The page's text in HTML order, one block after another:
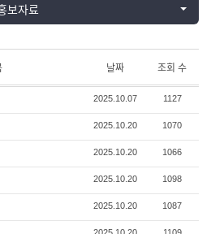
보자료
날짜 조회 수
2025.10.07 1127
2025.10.20 1070
2025.10.20 1066
2025.10.20 1098
2025.10.20 1087